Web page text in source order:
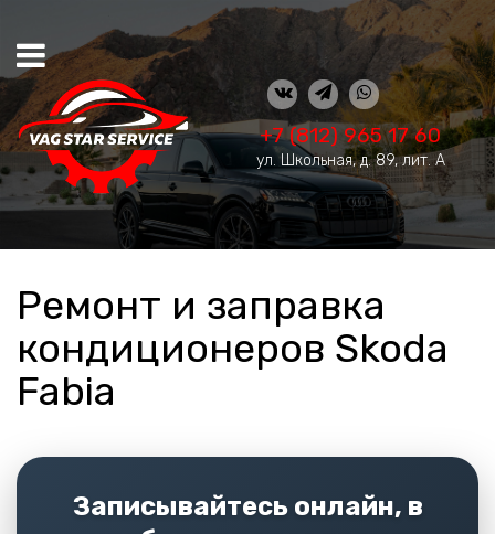
+7 (812) 965 17 60
ул. Школьная, д. 89, лит. А
Ремонт и заправка
кондиционеров Skoda
Fabia
Записывайтесь онлайн, в